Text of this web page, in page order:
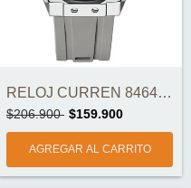
RELOJ CURREN 8464-1 ORIGINAL
$206.900 $159.900